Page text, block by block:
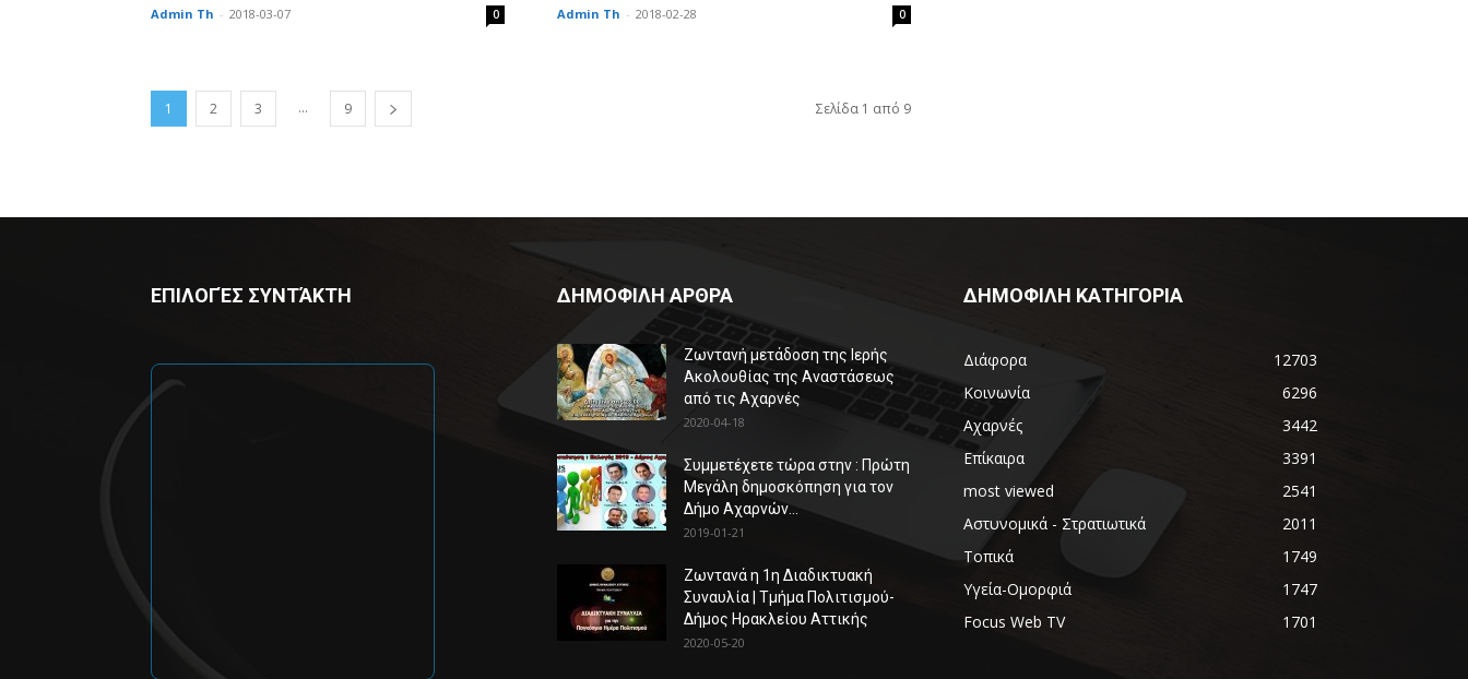
Admin Th - 2018-03-07 0 Admin Th - 2018-02-28 0
1 2 3 ... 9 Σελίδα 1 από 9
ΕΠΙΛΟΓΈΣ ΣΥΝΤΆΚΤΗ ΔΗΜΟΦΙΛΗ ΑΡΘΡΑ
Ζωντανή μετάδοση της Ιερής
Ακολουθίας της Αναστάσεως
από τις Αχαρνές
2020-04-18
Συμμετέχετε τώρα στην : Πρώτη
Μεγάλη δημοσκόπηση για τον
Δήμο Αχαρνών...
2019-01-21
Ζωντανά η 1η Διαδικτυακή
Συναυλία | Τμήμα Πολιτισμού-
Δήμος Ηρακλείου Αττικής
2020-05-20
ΔΗΜΟΦΙΛΗ ΚΑΤΗΓΟΡΙΑ
Διάφορα
12703
Κοινωνία
6296
Αχαρνές
3442
Επίκαιρα
3391
most viewed
2541
Αστυνομικά - Στρατιωτικά
2011
Τοπικά
1749
Υγεία-Ομορφιά
1747
Focus Web TV
1701